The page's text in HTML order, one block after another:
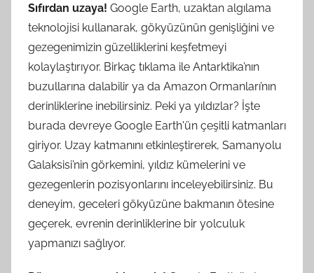
Sıfırdan uzaya! Google Earth, uzaktan algılama
teknolojisi kullanarak, gökyüzünün genişliğini ve
gezegenimizin güzelliklerini keşfetmeyi
kolaylaştırıyor. Birkaç tıklama ile Antarktika’nın
buzullarına dalabilir ya da Amazon Ormanları’nın
derinliklerine inebilirsiniz. Peki ya yıldızlar? İşte
burada devreye Google Earth'ün çeşitli katmanları
giriyor. Uzay katmanını etkinleştirerek, Samanyolu
Galaksisi’nin görkemini, yıldız kümelerini ve
gezegenlerin pozisyonlarını inceleyebilirsiniz. Bu
deneyim, geceleri gökyüzüne bakmanın ötesine
geçerek, evrenin derinliklerine bir yolculuk
yapmanızı sağlıyor.